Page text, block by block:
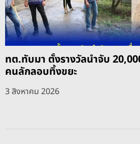
ทต.ทับมา ตั้งรางวัลนำจับ
คนลักลอบทิ้งขยะ
3 สิงหาคม 2026